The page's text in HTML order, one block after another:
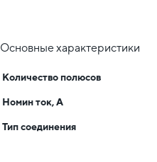
Основные характеристики
Количество полюсов
Номин ток, А
Тип соединения